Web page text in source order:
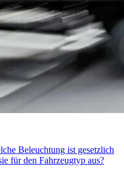
Beleuchtung ist gesetzlich
für den Fahrzeugtyp aus?